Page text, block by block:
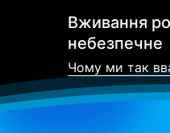
Вживання
небезпечне
Чому ми так